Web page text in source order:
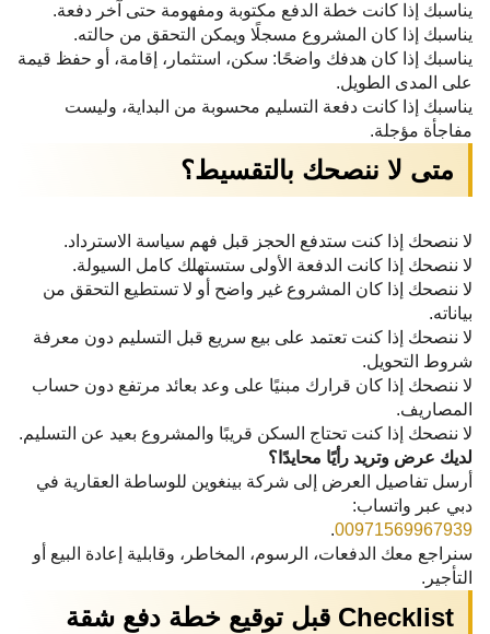
يناسبك إذا كانت خطة الدفع مكتوبة ومفهومة حتى آخر دفعة.
يناسبك إذا كان المشروع مسجلًا ويمكن التحقق من حالته.
يناسبك إذا كان هدفك واضحًا: سكن، استثمار، إقامة، أو حفظ قيمة
على المدى الطويل.
يناسبك إذا كانت دفعة التسليم محسوبة من البداية، وليست
مفاجأة مؤجلة.
متى لا ننصحك بالتقسيط؟
لا ننصحك إذا كنت ستدفع الحجز قبل فهم سياسة الاسترداد.
لا ننصحك إذا كانت الدفعة الأولى ستستهلك كامل السيولة.
لا ننصحك إذا كان المشروع غير واضح أو لا تستطيع التحقق من
بياناته.
لا ننصحك إذا كنت تعتمد على بيع سريع قبل التسليم دون معرفة
شروط التحويل.
لا ننصحك إذا كان قرارك مبنيًا على وعد بعائد مرتفع دون حساب
المصاريف.
لا ننصحك إذا كنت تحتاج السكن قريبًا والمشروع بعيد عن التسليم.
لديك عرض وتريد رأيًا محايدًا؟
أرسل تفاصيل العرض إلى شركة بينغوين للوساطة العقارية في
دبي عبر واتساب:
00971569967939
.
سنراجع معك الدفعات، الرسوم، المخاطر، وقابلية إعادة البيع أو
التأجير.
Checklist قبل توقيع خطة دفع شقة